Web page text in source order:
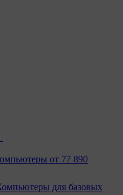
от 77 890
для базовых